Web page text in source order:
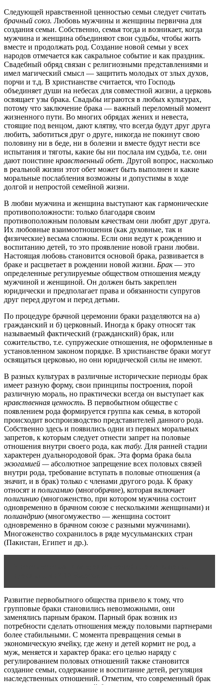
Следующей нравственной ценностью семьи следует считать
брачный союз. Любовь мужчины и женщины первична для
создания семьи. Собственно, семья тогда и возникает, когда
мужчина и женщина объединяют свои судьбы, чтобы жить
вместе и продолжать род. Создание новой семьи у всех
народов отмечается как сакральное событие и как праздник.
Свадебный обряд связан с религиозными представлениями и
имел магический смысл — защитить молодых от злых духов,
порчи и т.д. В христианстве считается, что Господь
объединяет души на небесах для совместной жизни, а церковь
освящает узы брака. Свадьбы играются в любых культурах,
потому что заключение брака — важный переломный момент
жизненного пути. Во многих обрядах жених и невеста,
стоящие под венцом, дают клятву, что всегда будут друг друга
любить, заботиться друг о друге, никогда не покинут свою
половину ни в беде, ни в болезни и вместе будут нести все
испытания и тяготы, какие бы ни послала им судьба, т.е. они
дают поистине нравственный обет. Другой вопрос, насколько
в реальной жизни этот обет может быть выполнен и какие
моральные послабления возможны и допустимы в ходе
долгой и непростой семейной жизни.
В любви мужчина и женщина выступают как гармонические
противоположности: только благодаря своим
противоположным половым качествам они любят друг друга.
Их любовные взаимоотношения (как духовные, так и
физические) весьма сложны. Если они ведут к рождению и
воспитанию детей, то это проявление новой грани любви.
Настоящая любовь становится основой брака, развивается в
браке и расцветает в рождении новой жизни. Брак— это
определенные регулируемые обществом отношения между
мужчиной и женщиной. Он должен быть закреплен
юридически и предполагает права и обязанности супругов
друг перед другом и перед детьми.
По процедуре брачной церемонии браки разделяются на а)
гражданский и б) церковный. Иногда к браку относят так
называемый фактический (гражданский) брак, или
сожительство, т.е. супружеские отношения, не оформленные в
установленном законом порядке. В христианстве браки могут
освящаться церковью, но они юридической силы не имеют.
В разных культурах в различные исторические периоды брак
имеет разную форму, свои принципы построения, порой
различную мораль, но практически всегда он выступает как
нравственная ценность. В первобытном обществе с
появлением рода формируется группа как семья, в которой
происходит воспроизводство представителей данного рода.
Собственно здесь и появились одни из первых моральных
запретов, к которым следует отнести запрет на половые
отношения внутри своего рода, как табу. Для ранней стадии
характерен дуальнородовой брак. Эта форма брака была
экзогамией —абсолютное запрещение всех половых связей
внутри рода, требование вступать в половые отношения (а
значит, и в брак) только с членами другого рода. К браку
относят и полигамию (многобрачие), которая включает
полигинию (многоженство, при котором мужчина состоит
одновременно в брачном союзе с несколькими женщинами) и
полиандрию (многомужество — женщина состоит
одновременно в брачном союзе с разными мужчинами).
Многоженство сохранилось в ряде мусульманских стран
(Пакистан, Египет и др.).
Развитие первобытного общества привело к тому, что
групповые браки становились невозможными, они
заменялись парным браком. Парный брак возник из
потребности сделать отношения между половыми партнерами
более стабильными. С момента превращения семьи в
экономическую ячейку, где жену и детей кормит не род, а
муж, меняется и характер брака: его целью наряду с
регулированием половых отношений также становится
создание семьи, содержание и воспитание детей, регуляция
наследственных отношений. Отметим, что современный брак